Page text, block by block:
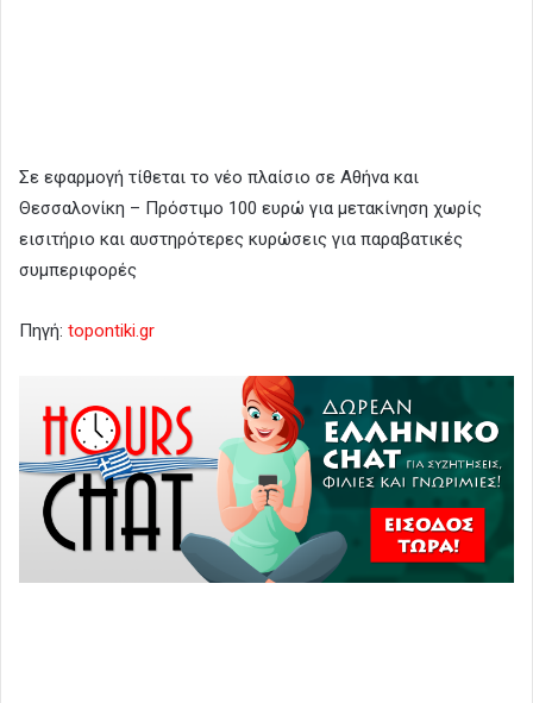
Σε εφαρμογή τίθεται το νέο πλαίσιο σε Αθήνα και
Θεσσαλονίκη – Πρόστιμο 100 ευρώ για μετακίνηση χωρίς
εισιτήριο και αυστηρότερες κυρώσεις για παραβατικές
συμπεριφορές
Πηγή: topontiki.gr